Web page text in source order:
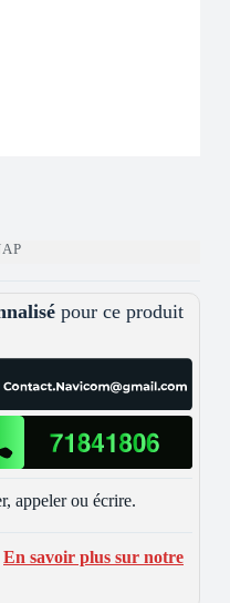
pour ce produit
appeler ou écrire.
En savoir plus sur notre